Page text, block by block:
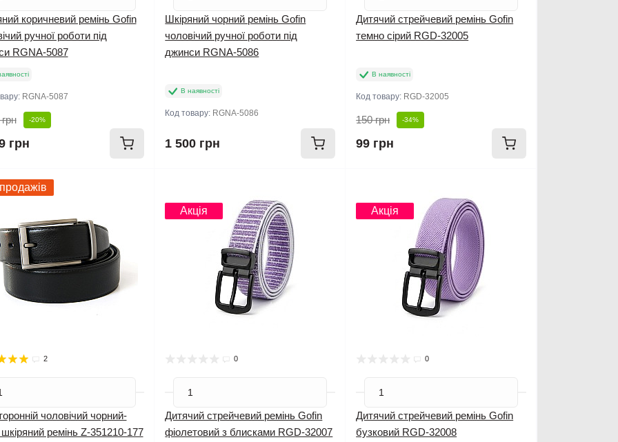
коричневий ремінь Gofin
ручної роботи під
RGNA-5087
RGNA-5087
-20%
грн
Шкіряний чорний ремінь Gofin
чоловічий ручної роботи під
джинси RGNA-5086
В наявності
Код товару: RGNA-5086
1 500 грн
Дитячий стрейчевий ремінь Gofin
темно сірий RGD-32005
В наявності
Код товару: RGD-32005
150 грн -34%
99 грн
2
чоловічий чорний-
шкіряний ремінь Z-351210-177
Акція
0
Дитячий стрейчевий ремінь Gofin
фіолетовий з блисками RGD-32007
Акція
0
Дитячий стрейчевий ремінь Gofin
бузковий RGD-32008